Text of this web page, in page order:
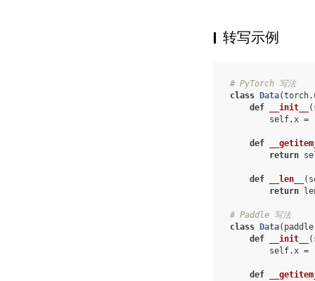
转写示例
# PyTorch 写法
class
Data(torch.
def
__init__ (
self.x =
def
return
def __len__ (
return
# Paddle 写法
class
Data( paddle
def
__init__ (
self.x =
def